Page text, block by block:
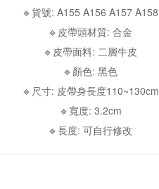
🔹貨號: A155 A156 A157 A158
🔹皮帶頭材質: 合金
🔹皮帶面料: 二層牛皮
🔹顏色: 黑色
🔹尺寸: 皮帶身長度110~130cm
🔹寬度: 3.2cm
🔹長度: 可自行修改